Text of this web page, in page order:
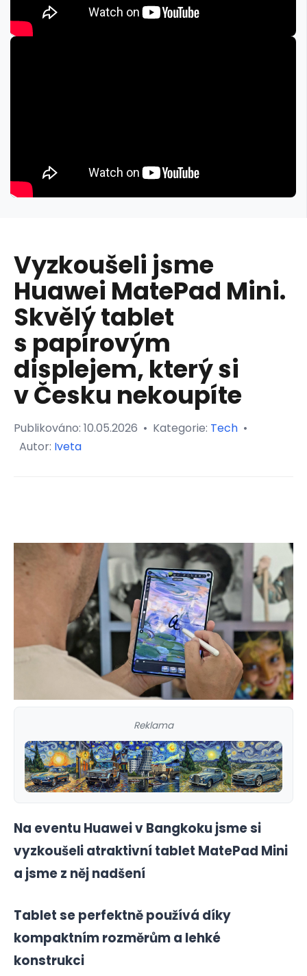
Vyzkoušeli jsme
Huawei MatePad Mini.
Skvělý tablet
s papírovým
displejem, který si
v Česku nekoupíte
Publikováno: 10.05.2026 • Kategorie: Tech •
Autor: Iveta
Reklama
Na eventu Huawei v Bangkoku jsme si
vyzkoušeli atraktivní tablet MatePad Mini
a jsme z něj nadšení
Tablet se perfektně používá díky
kompaktním rozměrům a lehké
konstrukci